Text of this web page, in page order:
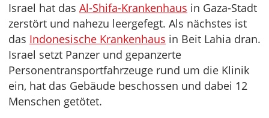
Israel hat das Al-Shifa-Krankenhaus in Gaza-Stadt
zerstört und nahezu leergefegt. Als nächstes ist
das Indonesische Krankenhaus in Beit Lahia dran.
Israel setzt Panzer und gepanzerte
Personentransportfahrzeuge rund um die Klinik
ein, hat das Gebäude beschossen und dabei 12
Menschen getötet.